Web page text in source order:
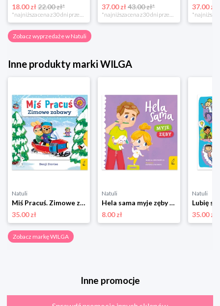
18.00 zł22.00 zł*
*najniższa cena z 30 dni przed obniżką
37.00 zł 43.00 zł*
*najniższa cena z 30 dni przed obniżką
37.00 zł
Zobacz wyprzedaże w Natuli
Inne produkty marki WILGA
Natuli
Miś Pracuś. Zimowe zabawy Wilga
35.00 zł
Natuli
Hela sama myje zęby Wilga
8.00 zł
Natuli
Lubię
35.00 zł
Zobacz markę WILGA
Inne promocje